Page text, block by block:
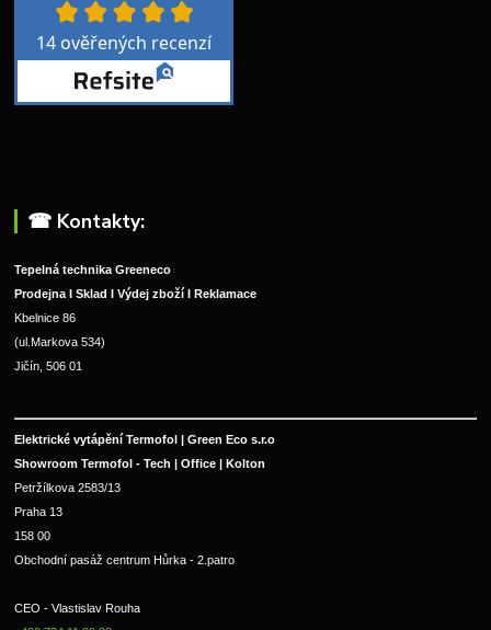
☎︎ Kontakty:
Tepelná technika Greeneco
Prodejna I Sklad I Výdej zboží I Reklamace
Kbelnice 86
(ul.Markova 534)
Jičín, 506 01
Elektrické vytápění Termofol | Green Eco s.r.o
Showroom Termofol - Tech | Office | Kolton
Petržílkova 2583/13
Praha 13
158 00
Obchodní pasáž centrum Hůrka - 2.patro
CEO - Vlastislav Rouha